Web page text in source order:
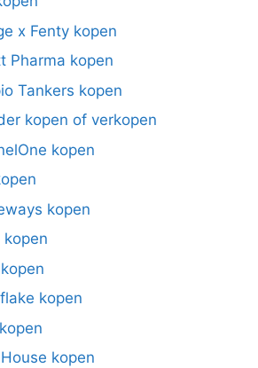
x Fenty kopen
Pharma kopen
Tankers kopen
kopen of verkopen
kopen
kopen
kopen
kopen
kopen